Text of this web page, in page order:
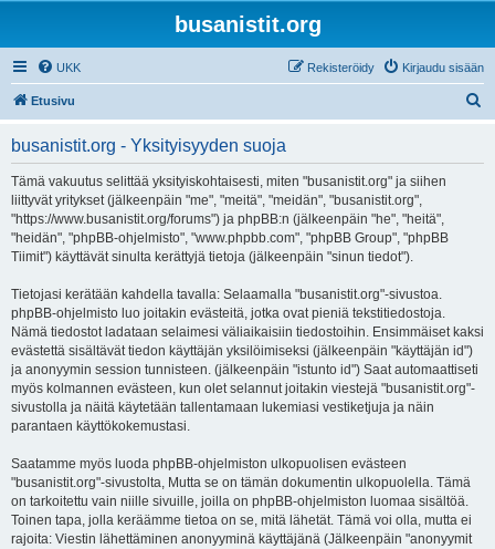
busanistit.org
UKK Kirjaudu sisään
Rekisteröidy
Etusivu
busanistit.org - Yksityisyyden suoja
Tämä vakuutus selittää yksityiskohtaisesti, miten "busanistit.org" ja siihen
liittyvät yritykset (jälkeenpäin "me", "meitä", "meidän", "busanistit.org",
"https://www.busanistit.org/forums") ja phpBB:n (jälkeenpäin "he", "heitä",
"heidän", "phpBB-ohjelmisto", "www.phpbb.com", "phpBB Group", "phpBB
Tiimit") käyttävät sinulta kerättyjä tietoja (jälkeenpäin "sinun tiedot").
Tietojasi kerätään kahdella tavalla: Selaamalla "busanistit.org"-sivustoa.
phpBB-ohjelmisto luo joitakin evästeitä, jotka ovat pieniä tekstitiedostoja.
Nämä tiedostot ladataan selaimesi väliaikaisiin tiedostoihin. Ensimmäiset kaksi
evästettä sisältävät tiedon käyttäjän yksilöimiseksi (jälkeenpäin "käyttäjän id")
ja anonyymin session tunnisteen. (jälkeenpäin "istunto id") Saat automaattiseti
myös kolmannen evästeen, kun olet selannut joitakin viestejä "busanistit.org"-
sivustolla ja näitä käytetään tallentamaan lukemiasi vestiketjuja ja näin
parantaen käyttökokemustasi.
Saatamme myös luoda phpBB-ohjelmiston ulkopuolisen evästeen
"busanistit.org"-sivustolta, Mutta se on tämän dokumentin ulkopuolella. Tämä
on tarkoitettu vain niille sivuille, joilla on phpBB-ohjelmiston luomaa sisältöä.
Toinen tapa, jolla keräämme tietoa on se, mitä lähetät. Tämä voi olla, mutta ei
rajoita: Viestin lähettäminen anonyyminä käyttäjänä (Jälkeenpäin "anonyymit